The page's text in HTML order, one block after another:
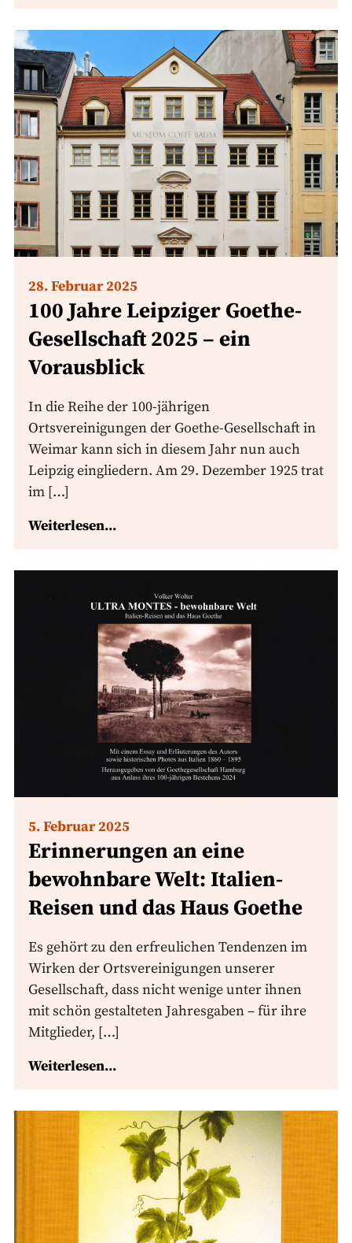
28. Februar 2025
100 Jahre Leipziger Goethe-
Gesellschaft 2025 – ein
Vorausblick
In die Reihe der 100-jährigen
Ortsvereinigungen der Goethe-Gesellschaft in
Weimar kann sich in diesem Jahr nun auch
Leipzig eingliedern. Am 29. Dezember 1925 trat
im […]
Weiterlesen...
5. Februar 2025
Erinnerungen an eine
bewohnbare Welt: Italien-
Reisen und das Haus Goethe
Es gehört zu den erfreulichen Tendenzen im
Wirken der Ortsvereinigungen unserer
Gesellschaft, dass nicht wenige unter ihnen
mit schön gestalteten Jahresgaben – für ihre
Mitglieder, […]
Weiterlesen...